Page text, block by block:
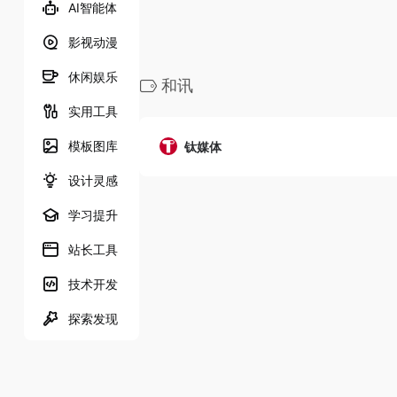
AI智能体
影视动漫
休闲娱乐
实用工具
模板图库
设计灵感
学习提升
站长工具
技术开发
探索发现
和讯
钛媒体